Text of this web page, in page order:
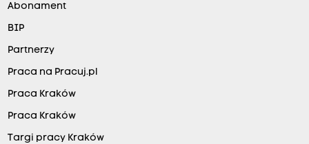
Abonament
BIP
Partnerzy
Praca na Pracuj.pl
Praca Kraków
Praca Kraków
Targi pracy Kraków